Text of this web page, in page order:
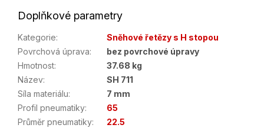
Doplňkové parametry
Kategorie:
Sněhové řetězy s H stopou
Povrchová úprava:
bez povrchové úpravy
Hmotnost:
37.68 kg
Název:
SH 711
Síla materiálu:
7 mm
Profil pneumatiky:
65
Průměr pneumatiky:
22.5